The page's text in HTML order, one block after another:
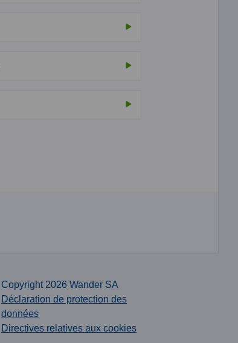
Copyright 2026 Wander SA
Déclaration de protection des
données
Directives relatives aux cookies